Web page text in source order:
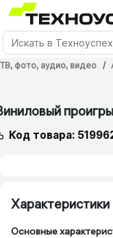
ТВ, фото, аудио, видео
Код товара:
Характеристики
Основные